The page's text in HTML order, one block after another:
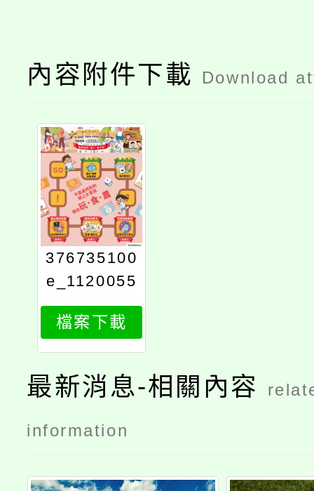
內容附件下載 Download
376735100
e_1120055
474_attach
1
檔案下載
最新消息-相關內容
information